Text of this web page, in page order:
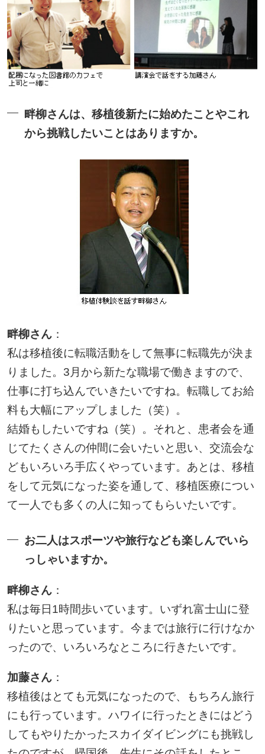
畔柳さんは、移植後新たに始めたことやこれ
から挑戦したいことはありますか。
畔柳さん：
私は移植後に転職活動をして無事に転職先が決ま
りました。3月から新たな職場で働きますので、
仕事に打ち込んでいきたいですね。転職してお給
料も大幅にアップしました（笑）。
結婚もしたいですね（笑）。それと、患者会を通
じてたくさんの仲間に会いたいと思い、交流会な
どもいろいろ手広くやっています。あとは、移植
をして元気になった姿を通して、移植医療につい
て一人でも多くの人に知ってもらいたいです。
お二人はスポーツや旅行なども楽しんでいら
っしゃいますか。
畔柳さん：
私は毎日1時間歩いています。いずれ富士山に登
りたいと思っています。今までは旅行に行けなか
ったので、いろいろなところに行きたいです。
加藤さん：
移植後はとても元気になったので、もちろん旅行
にも行っています。ハワイに行ったときにはどう
してもやりたかったスカイダイビングにも挑戦し